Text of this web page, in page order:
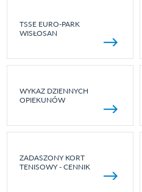
TSSE EURO-PARK
WISŁOSAN
WYKAZ DZIENNYCH
OPIEKUNÓW
ZADASZONY KORT
TENISOWY - CENNIK